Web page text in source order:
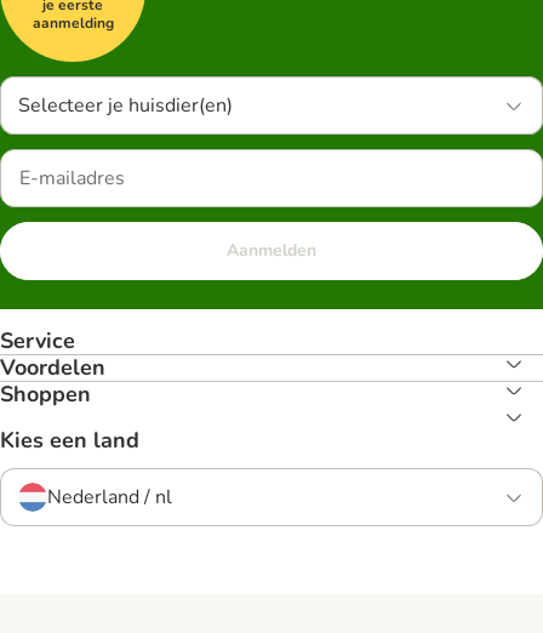
je eerste
aanmelding
Selecteer je huisdier(en)
Aanmelden
Service
Voordelen
Shoppen
Kies een land
Nederland / nl